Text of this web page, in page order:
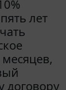
лет
договору